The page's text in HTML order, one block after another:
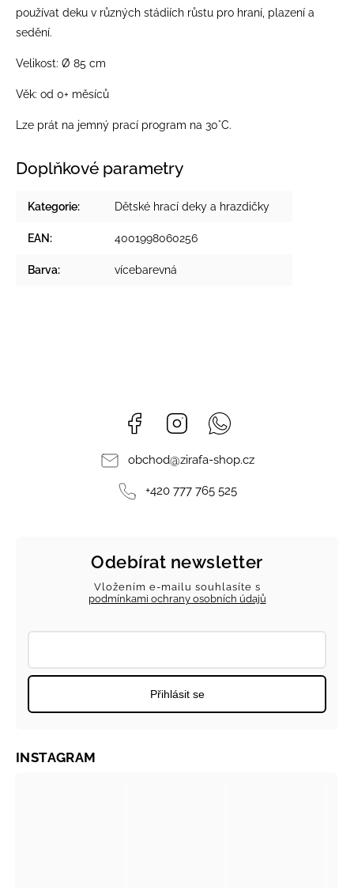
používat deku v různých stádiích růstu pro hraní, plazení a
sedění.
Velikost: Ø 85 cm
Věk: od 0+ měsíců
Lze prát na jemný prací program na 30°C.
Doplňkové parametry
Kategorie: Dětské hrací deky a hrazdičky
EAN: 4001998060256
Barva: vícebarevná
Facebook Instagram
obchod@zirafa-shop.cz
+420 777 765 525
Odebírat newsletter
Vložením e-mailu souhlasíte s
podmínkami ochrany osobních údajů
Přihlásit se
INSTAGRAM